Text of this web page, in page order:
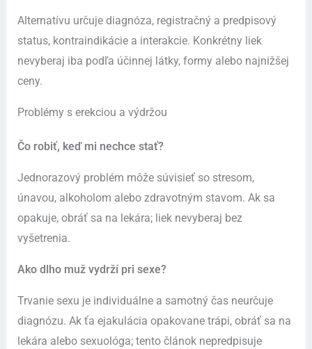
Alternatívu určuje diagnóza, registračný a predpisový
status, kontraindikácie a interakcie. Konkrétny liek
nevyberaj iba podľa účinnej látky, formy alebo najnižšej
ceny.
Problémy s erekciou a výdržou
Čo robiť, keď mi nechce stať?
Jednorazový problém môže súvisieť so stresom,
únavou, alkoholom alebo zdravotným stavom. Ak sa
opakuje, obráť sa na lekára; liek nevyberaj bez
vyšetrenia.
Ako dlho muž vydrží pri sexe?
Trvanie sexu je individuálne a samotný čas neurčuje
diagnózu. Ak ťa ejakulácia opakovane trápi, obráť sa na
lekára alebo sexuológa; tento článok nepredpisuje